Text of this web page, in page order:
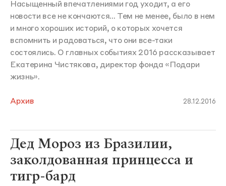
Насыщенный впечатлениями год уходит, а его
новости все не кончаются... Тем не менее, было в нем
и много хороших историй, о которых хочется
вспомнить и радоваться, что они все-таки
состоялись. О главных событиях 2016 рассказывает
Екатерина Чистякова, директор фонда «Подари
жизнь».
Архив 28.12.2016
Дед Мороз из Бразилии,
заколдованная принцесса и
тигр-бард